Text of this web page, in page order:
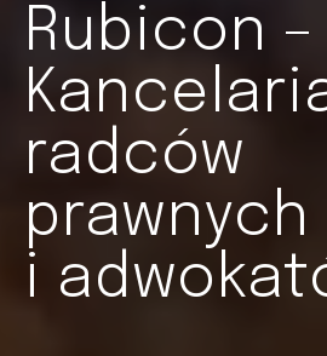
Rubicon –
radców
prawnych
i